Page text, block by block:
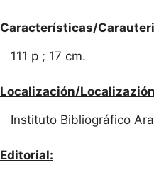
Características/
111 p ; 17 cm.
Localización/
Instituto Bibliográfico
Editorial: